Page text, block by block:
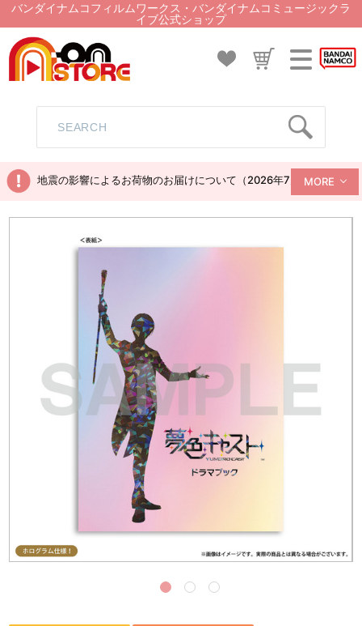
バンダイナムコフィルムワークス・バンダイナムコミュージックラ
イブ公式ショップ
地震の影響によるお荷物のお届けについて（2026年7月28日現在）
MORE